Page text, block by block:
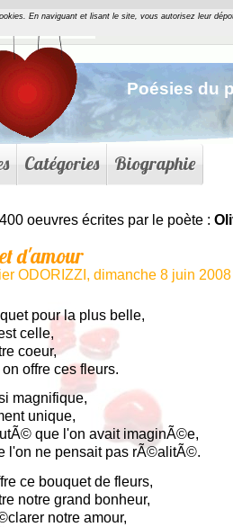
En naviguant et lisant le site, vous autorisez leur
Poésies du
Catégories Biographie
oeuvres écrites par le poète :
d'amour
ODORIZZI, dimanche 8 juin
pour la plus belle,
celle,
coeur,
offre ces fleurs.
magnifique,
unique,
que l'on avait imaginÃ©e,
l'on ne pensait pas rÃ©alitÃ©.
ce bouquet de fleurs,
notre grand bonheur,
notre amour,